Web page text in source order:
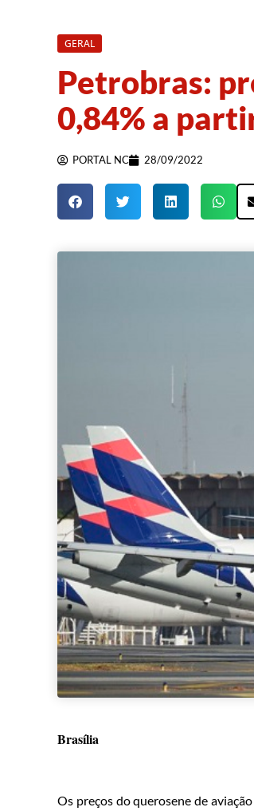
GERAL
Petrobras:
0,84% a
PORTAL NC 28/09/2022
Brasília
Os preços do querosene de